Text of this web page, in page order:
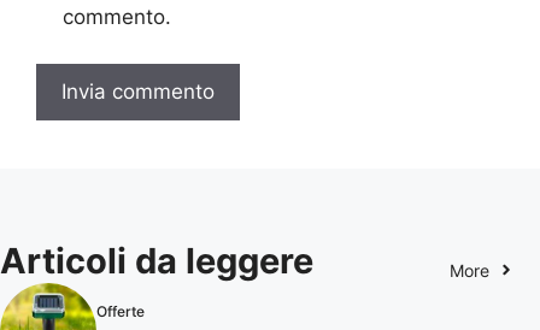
commento.
Articoli da leggere More
Offerte